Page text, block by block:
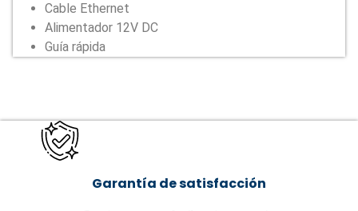
Cable Ethernet
Alimentador 12V DC
Guía rápida
Garantía de satisfacción